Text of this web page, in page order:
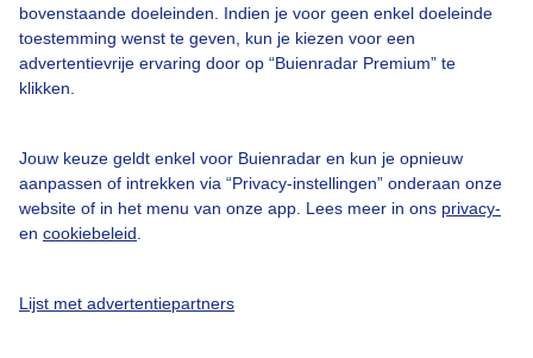
bovenstaande doeleinden. Indien je voor geen enkel doeleinde
toestemming wenst te geven, kun je kiezen voor een
advertentievrije ervaring door op “Buienradar Premium” te
klikken.
Jouw keuze geldt enkel voor Buienradar en kun je opnieuw
aanpassen of intrekken via “Privacy-instellingen” onderaan onze
website of in het menu van onze app. Lees meer in ons privacy-
en cookiebeleid
Lijst met advertentiepartners
Veelgestelde vragen
Contact
Adverteren
Buienradar Team
Cookie beleid